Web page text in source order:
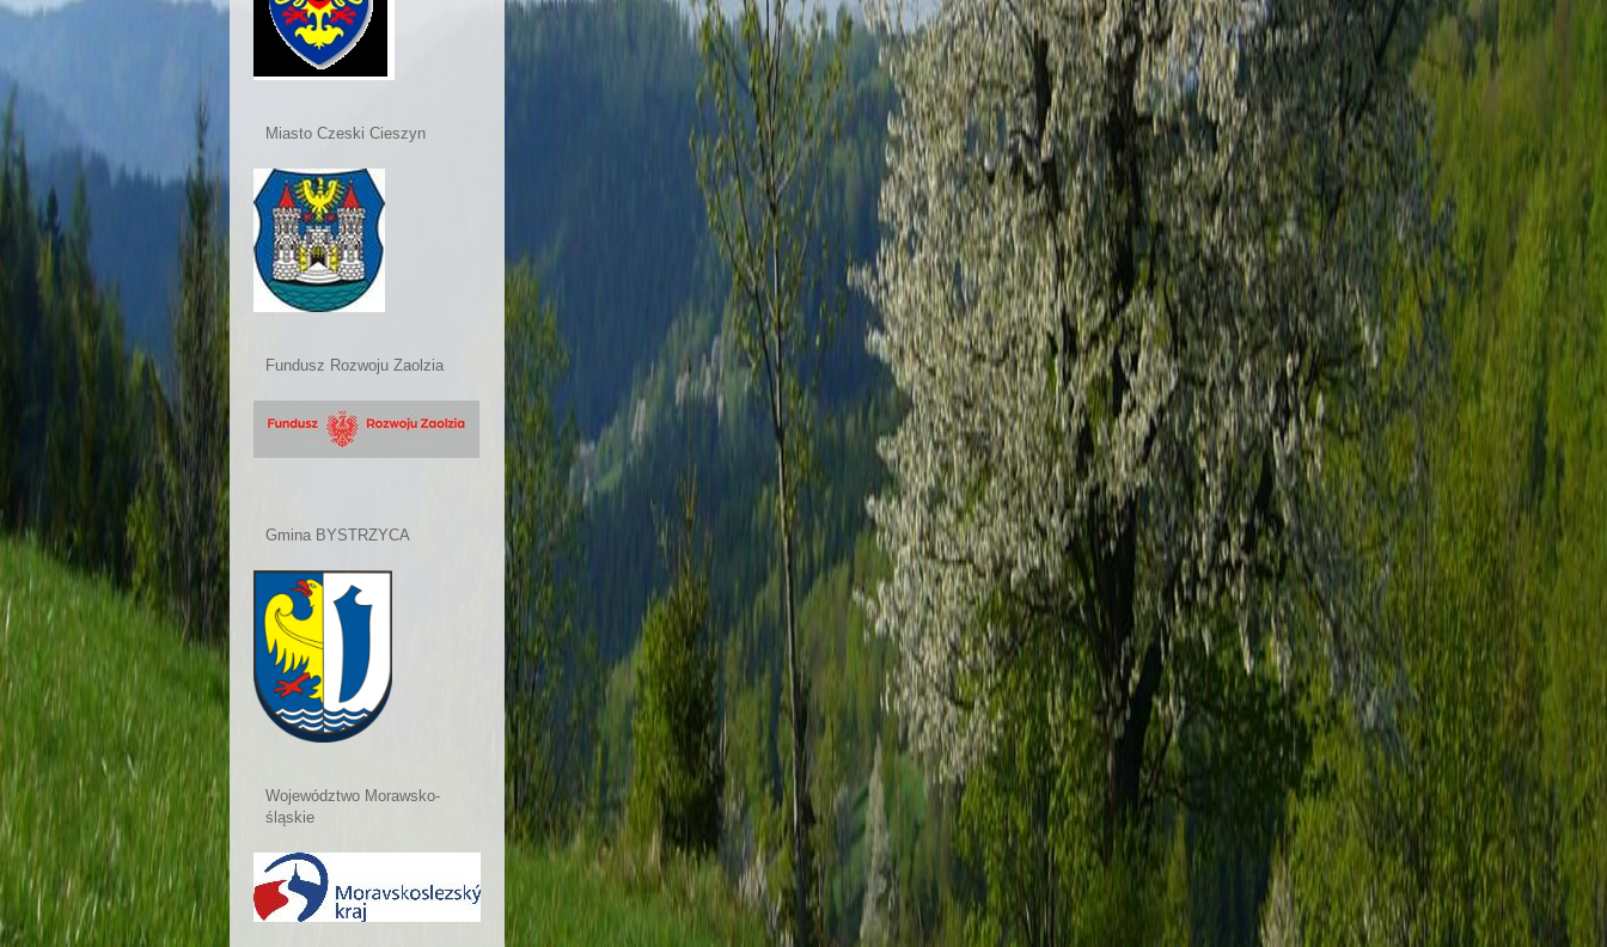
Miasto Czeski Cieszyn
Fundusz Rozwoju Zaolzia
Gmina BYSTRZYCA
Województwo Morawsko-
śląskie